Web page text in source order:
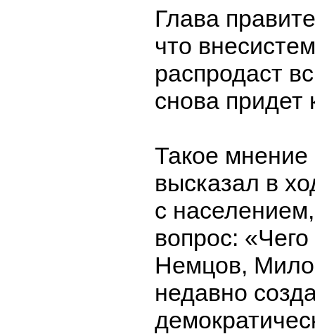
Глава
что
распродаст
снова придет
Такое
высказал в
с
вопрос:
Немцов,
недавно